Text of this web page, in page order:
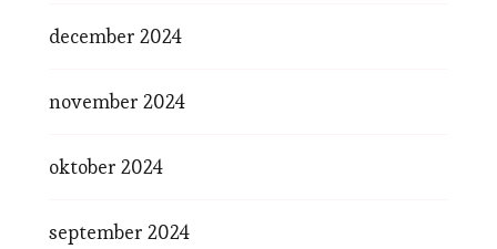
december 2024
november 2024
oktober 2024
september 2024